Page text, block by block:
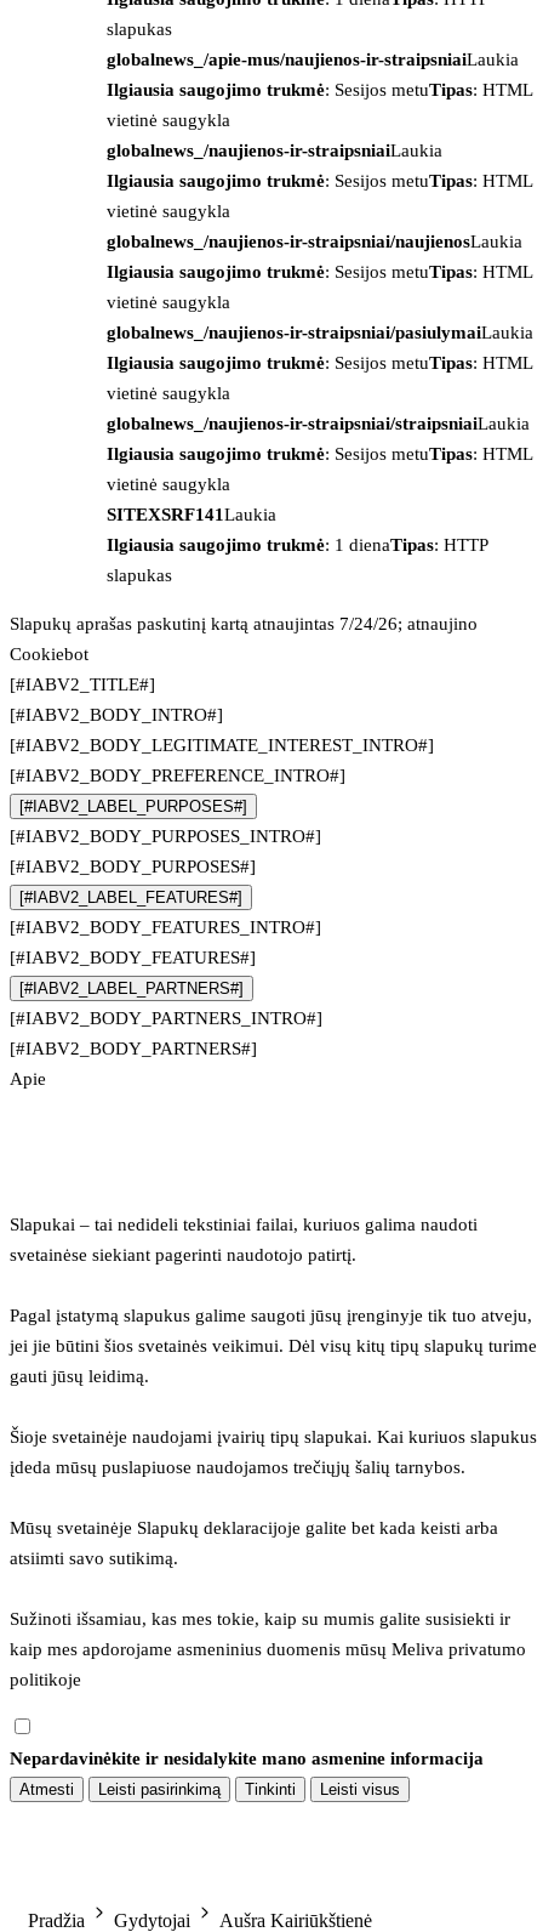
slapukas
globalnews_/apie-mus/naujienos-ir-straipsniaiLaukia
Ilgiausia saugojimo trukmė: Sesijos metuTipas: HTML
vietinė saugykla
globalnews_/naujienos-ir-straipsniaiLaukia
Ilgiausia saugojimo trukmė: Sesijos metuTipas: HTML
vietinė saugykla
globalnews_/naujienos-ir-straipsniai/naujienosLaukia
Ilgiausia saugojimo trukmė: Sesijos metuTipas: HTML
vietinė saugykla
globalnews_/naujienos-ir-straipsniai/pasiulymaiLaukia
Ilgiausia saugojimo trukmė: Sesijos metuTipas: HTML
vietinė saugykla
globalnews_/naujienos-ir-straipsniai/straipsniaiLaukia
Ilgiausia saugojimo trukmė: Sesijos metuTipas: HTML
vietinė saugykla
SITEXSRF141Laukia
Ilgiausia saugojimo trukmė: 1 dienaTipas: HTTP
slapukas
Slapukų aprašas paskutinį kartą atnaujintas 7/24/26; atnaujino
Cookiebot
[#IABV2_TITLE#]
[#IABV2_BODY_INTRO#]
[#IABV2_BODY_LEGITIMATE_INTEREST_INTRO#]
[#IABV2_BODY_PREFERENCE_INTRO#]
[#IABV2_LABEL_PURPOSES#]
[#IABV2_BODY_PURPOSES_INTRO#]
[#IABV2_BODY_PURPOSES#]
[#IABV2_LABEL_FEATURES#]
[#IABV2_BODY_FEATURES_INTRO#]
[#IABV2_BODY_FEATURES#]
[#IABV2_LABEL_PARTNERS#]
[#IABV2_BODY_PARTNERS_INTRO#]
[#IABV2_BODY_PARTNERS#]
Apie
Slapukai – tai nedideli tekstiniai failai, kuriuos galima naudoti
svetainėse siekiant pagerinti naudotojo patirtį.
Pagal įstatymą slapukus galime saugoti jūsų įrenginyje tik tuo atveju,
jei jie būtini šios svetainės veikimui. Dėl visų kitų tipų slapukų turime
gauti jūsų leidimą.
Šioje svetainėje naudojami įvairių tipų slapukai. Kai kuriuos slapukus
įdeda mūsų puslapiuose naudojamos trečiųjų šalių tarnybos.
Mūsų svetainėje Slapukų deklaracijoje galite bet kada keisti arba
atsiimti savo sutikimą.
Sužinoti išsamiau, kas mes tokie, kaip su mumis galite susisiekti ir
kaip mes apdorojame asmeninius duomenis mūsų Meliva privatumo
politikoje
Nepardavinėkite ir nesidalykite mano asmenine informacija
Atmesti Leisti pasirinkimą Tinkinti Leisti visus
Pradžia Gydytojai Aušra Kairiūkštienė